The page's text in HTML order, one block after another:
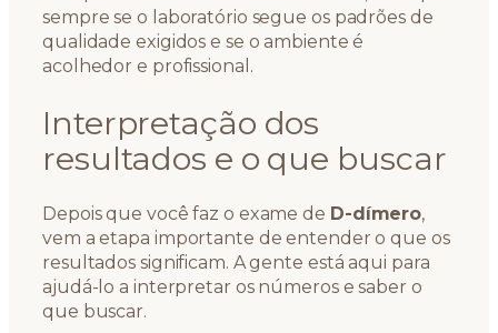
sempre se o laboratório segue os padrões de
qualidade exigidos e se o ambiente é
acolhedor e profissional.
Interpretação dos
resultados e o que buscar
Depois que você faz o exame de D-dímero,
vem a etapa importante de entender o que os
resultados significam. A gente está aqui para
ajudá-lo a interpretar os números e saber o
que buscar.